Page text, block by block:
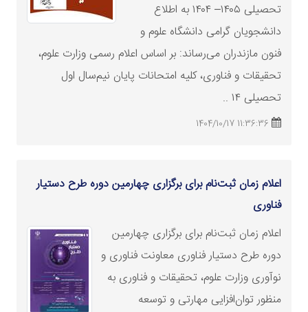
تحصیلی ۱۴۰۵– ۱۴۰۴ به اطلاع
دانشجویان گرامی دانشگاه علوم و
فنون مازندران می‌رساند: بر اساس اعلام رسمی وزارت علوم،
تحقیقات و فناوری، کلیه امتحانات پایان نیم‌سال اول
تحصیلی ۱۴ ..
11:36:36 1404/10/17
اعلام زمان ثبت‌نام برای برگزاری چهارمین دوره طرح دستیار
فناوری
اعلام زمان ثبت‌نام برای برگزاری چهارمین
دوره طرح دستیار فناوری معاونت فناوری و
نوآوری وزارت علوم، تحقیقات و فناوری به
منظور توان‌افزایی مهارتی و توسعه